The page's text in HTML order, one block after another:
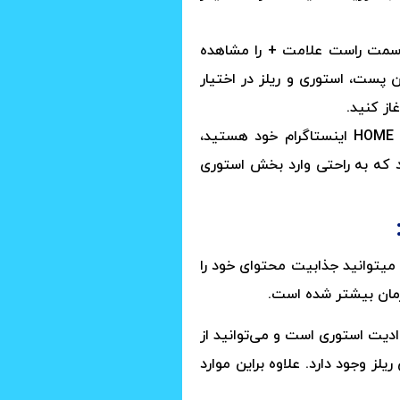
سمت راست علامت + را مشاهده
استوری و ریلز در اختیار
کنید.
مدل دیگری که می‌توانید وارد بخش ریلز شوید کافی است که وقتی در HOME اینستاگرام خود هستید،
به راحتی وارد بخش استوری
میتوانید جذابیت محتوای خود را
ادیت استوری است و می‌توانید از
وجود دارد. علاوه براین موارد